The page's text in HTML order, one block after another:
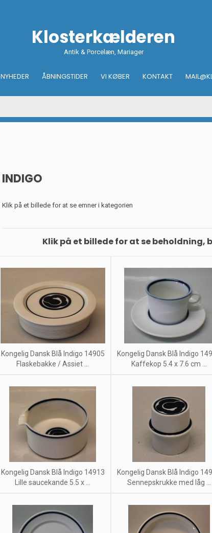
Klosterkælderen
Antik & Porcelæn, Mariager
NYHEDER ÅBNINGSTIDER VI KØBER KONTAKT
INDIGO
Klik på et billede for at se emner i kategorien
Klik på et billede for at se beholdning,
Kongelig Dansk Blå Indigo 14905
Flaskebakke / Assiet ...
Kongelig Dansk Blå Indigo
Kaffekop 5.4 x 7.6 cm ...
Kongelig Dansk Blå Indigo 14913
Lille saucekande 5.5 x ...
Kongelig Dansk Blå Indigo
Sennepskrukke med låg ...